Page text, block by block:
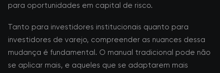
para oportunidades em capital de risco.
Tanto para investidores institucionais quanto para
investidores de varejo, compreender as nuances dessa
mudança é fundamental. O manual tradicional pode não
se aplicar mais, e aqueles que se adaptarem mais